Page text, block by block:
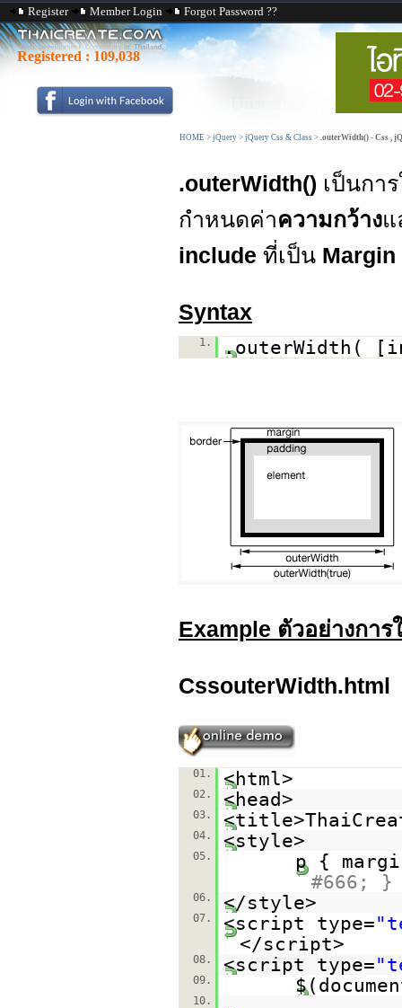
Register Member Login Forgot Password ??
Registered : 109,038
HOME > jQuery > jQuery Css & Class > .outerWidth() - Css ,
.outerWidth() เป็นกา
กำหนดค่าความกว้างแ
include ที่เป็น Margin
Syntax
1. .outerWidth(
Example ตัวอย่างกา
CssouterWidth.html
01. <html>
02. <head>
03.
04. <style>
05.
p {
#666; }
06. </style>
07. <script type=
</script>
08. <script type=
09.
10.